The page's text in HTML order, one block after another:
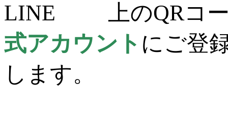
上のQRコ
式アカウント にご登
します。